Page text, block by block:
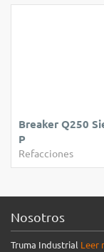
Breaker Q250
P
Refacciones
Nosotros
Truma Industrial Leer